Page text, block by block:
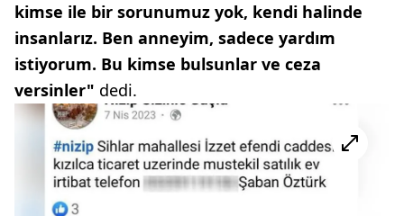
kimse ile bir sorunumuz yok, kendi halinde
insanlarız. Ben anneyim, sadece yardım
istiyorum. Bu kimse bulsunlar ve ceza
versinler" dedi.